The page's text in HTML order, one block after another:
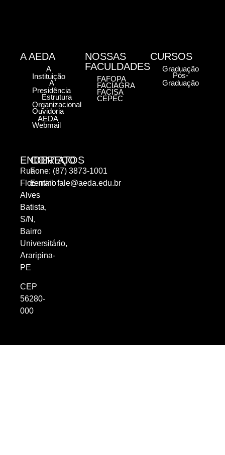
ENDEREÇO
Rua
Florentino
Alves
Batista,
S/N,
Bairro
Universitário,
Araripina-
PE
CEP
56280-
000
CONTATOS
Fone: (87) 3873-1001
E-mail:fale@aeda.edu.br
A AEDA
A
Instituição
A
Presidência
Estrutura
Organizacional
Ouvidoria
AEDA
Webmail
NOSSAS
FACULDADES
FAFOPA
FACIAGRA
FACISA
CEPEC
CURSOS
Graduação
Pós-
Graduação